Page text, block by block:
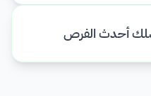
أحدث الفرص